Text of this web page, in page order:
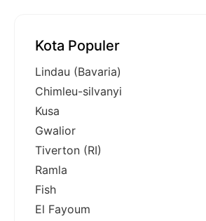
Kota Populer
Lindau (Bavaria)
Chimleu-silvanyi
Kusa
Gwalior
Tiverton (RI)
Ramla
Fish
El Fayoum